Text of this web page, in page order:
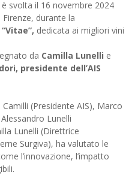
svolta il 16 novembre 2024
durante la
dedicata ai migliori vini
da Camilla Lunelli e
presidente dell’AIS
(Presidente AIS), Marco
Lunelli
Lunelli (Direttrice
Surgiva), ha valutato le
l’innovazione, l’impatto